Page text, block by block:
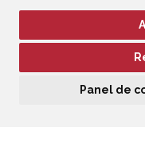
mejorar el
Si acepta pulsando
consideramos que
ninguna acción, se
Panel de